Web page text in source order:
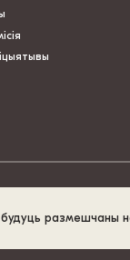
размешчаны